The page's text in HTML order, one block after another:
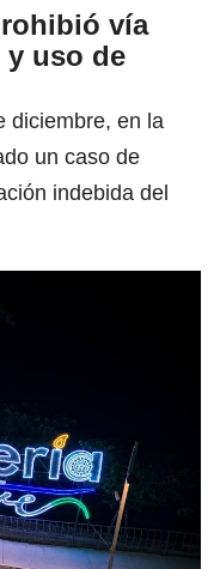
vía
y uso de
diciembre, en la
un caso de
indebida del